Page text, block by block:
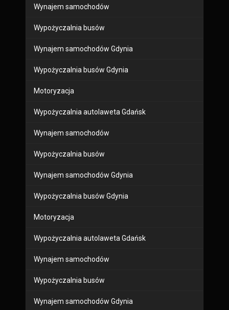
Wynajem samochodów
Wypożyczalnia busów
Wynajem samochodów Gdynia
Wypożyczalnia busów Gdynia
Motoryzacja
Wypożyczalnia autolaweta Gdańsk
Wynajem samochodów
Wypożyczalnia busów
Wynajem samochodów Gdynia
Wypożyczalnia busów Gdynia
Motoryzacja
Wypożyczalnia autolaweta Gdańsk
Wynajem samochodów
Wypożyczalnia busów
Wynajem samochodów Gdynia